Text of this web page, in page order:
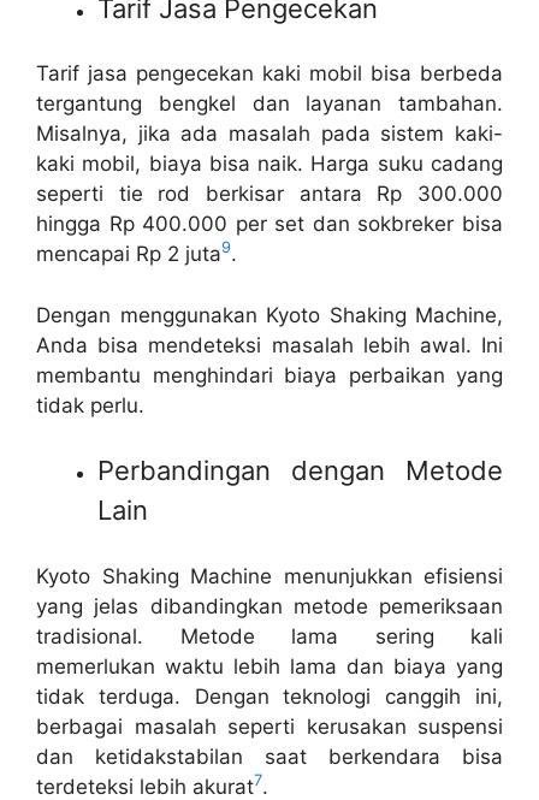
Tarif Jasa Pengecekan
Tarif jasa pengecekan kaki mobil bisa berbeda
tergantung bengkel dan layanan tambahan.
Misalnya, jika ada masalah pada sistem kaki-
kaki mobil, biaya bisa naik. Harga suku cadang
seperti tie rod berkisar antara Rp 300.000
hingga Rp 400.000 per set dan sokbreker bisa
mencapai Rp 2 juta9.
Dengan menggunakan Kyoto Shaking Machine,
Anda bisa mendeteksi masalah lebih awal. Ini
membantu menghindari biaya perbaikan yang
tidak perlu.
Perbandingan dengan Metode
Lain
Kyoto Shaking Machine menunjukkan efisiensi
yang jelas dibandingkan metode pemeriksaan
tradisional. Metode lama sering kali
memerlukan waktu lebih lama dan biaya yang
tidak terduga. Dengan teknologi canggih ini,
berbagai masalah seperti kerusakan suspensi
dan ketidakstabilan saat berkendara bisa
terdeteksi lebih akurat7.